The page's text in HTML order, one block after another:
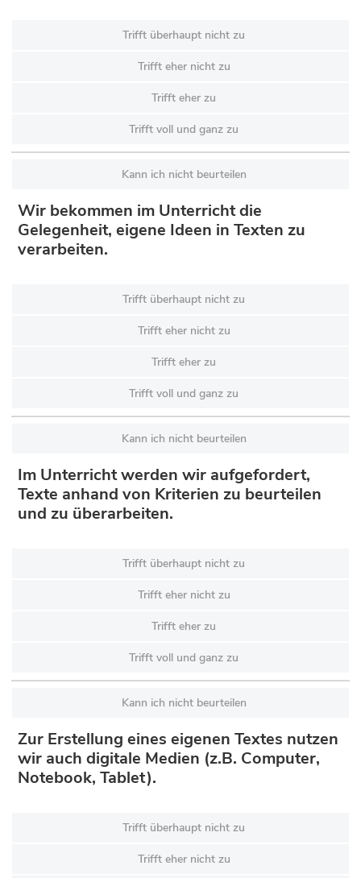
Trifft überhaupt nicht zu
Trifft eher nicht zu
Trifft eher zu
Trifft voll und ganz zu
Kann ich nicht beurteilen
Wir bekommen im Unterricht die
Gelegenheit, eigene Ideen in Texten zu
verarbeiten.
Trifft überhaupt nicht zu
Trifft eher nicht zu
Trifft eher zu
Trifft voll und ganz zu
Kann ich nicht beurteilen
Im Unterricht werden wir aufgefordert,
Texte anhand von Kriterien zu beurteilen
und zu überarbeiten.
Trifft überhaupt nicht zu
Trifft eher nicht zu
Trifft eher zu
Trifft voll und ganz zu
Kann ich nicht beurteilen
Zur Erstellung eines eigenen Textes nutzen
wir auch digitale Medien (z.B. Computer,
Notebook, Tablet).
Trifft überhaupt nicht zu
Trifft eher nicht zu